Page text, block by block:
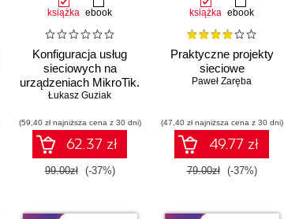
książka ebook
Konfiguracja usług
sieciowych na
urządzeniach MikroTik.
Poziom zaawansowany
Łukasz Guziak
(59,40 zł najniższa cena z 30 dni)
62.37 zł
99.00zł (-37%)
książka ebook
Praktyczne projekty
sieciowe
Paweł Zaręba
(47,40 zł najniższa cena z 30 dni)
49.77 zł
79.00zł (-37%)